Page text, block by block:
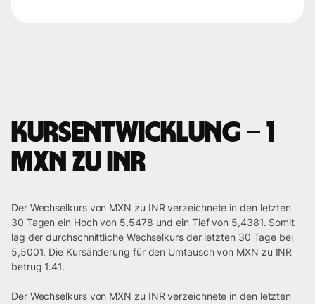
Kursentwicklung – 1
MXN zu INR
Der Wechselkurs von MXN zu INR verzeichnete in den letzten
30 Tagen ein Hoch von 5,5478 und ein Tief von 5,4381. Somit
lag der durchschnittliche Wechselkurs der letzten 30 Tage bei
5,5001. Die Kursänderung für den Umtausch von MXN zu INR
betrug 1.41.
Der Wechselkurs von MXN zu INR verzeichnete in den letzten